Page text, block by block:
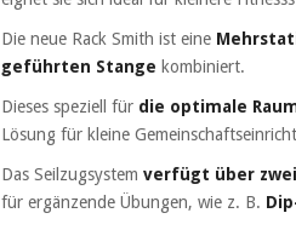
Die neue Rack Smith ist eine
geführten Stange kombiniert.
Dieses speziell für die optimale
Lösung für kleine
Das Seilzugsystemverfügt über
für ergänzende Übungen, wie z. B.